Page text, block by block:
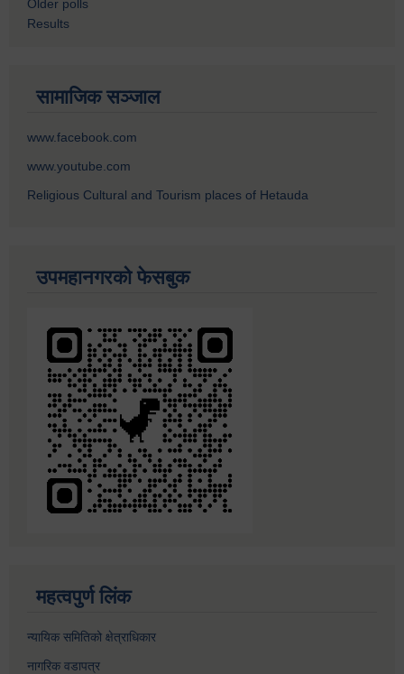
Older polls
Results
सामाजिक सञ्जाल
www.facebook.com
www.youtube.com
Religious Cultural and Tourism places of Hetauda
उपमहानगरको फेसबुक
महत्वपुर्ण लिंक
न्यायिक समितिको क्षेत्राधिकार
नागरिक वडापत्र